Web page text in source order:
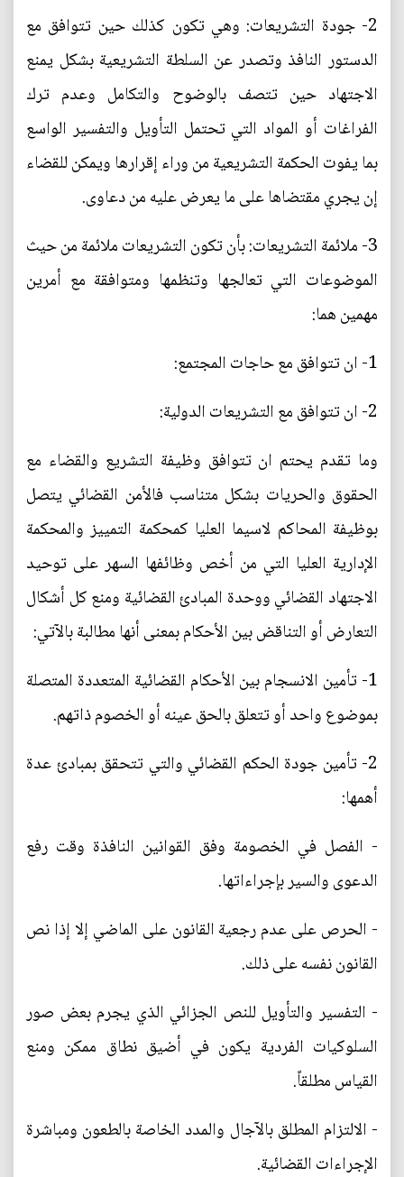
2- جودة التشريعات: وهي تكون كذلك حين تتوافق مع
الدستور النافذ وتصدر عن السلطة التشريعية بشكل يمنع
الاجتهاد حين تتصف بالوضوح والتكامل وعدم ترك
الفراغات أو المواد التي تحتمل التأويل والتفسير الواسع
بما يفوت الحكمة التشريعية من وراء إقرارها ويمكن للقضاء
إن يجري مقتضاها على ما يعرض عليه من دعاوى.
3- ملائمة التشريعات: بأن تكون التشريعات ملائمة من حيث
الموضوعات التي تعالجها وتنظمها ومتوافقة مع أمرين
مهمين هما:
1- ان تتوافق مع حاجات المجتمع:
2- ان تتوافق مع التشريعات الدولية:
وما تقدم يحتم ان تتوافق وظيفة التشريع والقضاء مع
الحقوق والحريات بشكل متناسب فالأمن القضائي يتصل
بوظيفة المحاكم لاسيما العليا كمحكمة التمييز والمحكمة
الإدارية العليا التي من أخص وظائفها السهر على توحيد
الاجتهاد القضائي ووحدة المبادئ القضائية ومنع كل أشكال
التعارض أو التناقض بين الأحكام بمعنى أنها مطالبة بالآتي:
1- تأمين الانسجام بين الأحكام القضائية المتعددة المتصلة
بموضوع واحد أو تتعلق بالحق عينه أو الخصوم ذاتهم.
2- تأمين جودة الحكم القضائي والتي تتحقق بمبادئ عدة
أهمها:
- الفصل في الخصومة وفق القوانين النافذة وقت رفع
الدعوى والسير بإجراءاتها.
- الحرص على عدم رجعية القانون على الماضي إلا إذا نص
القانون نفسه على ذلك.
- التفسير والتأويل للنص الجزائي الذي يجرم بعض صور
السلوكيات الفردية يكون في أضيق نطاق ممكن ومنع
القياس مطلقاً.
- الالتزام المطلق بالآجال والمدد الخاصة بالطعون ومباشرة
الإجراءات القضائية.